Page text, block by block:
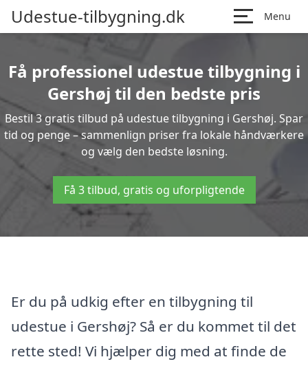
Udestue-tilbygning.dk Menu
Få professionel udestue tilbygning i
Gershøj til den bedste pris
Bestil 3 gratis tilbud på udestue tilbygning i Gershøj. Spar
tid og penge – sammenlign priser fra lokale håndværkere
og vælg den bedste løsning.
Få 3 tilbud, gratis og uforpligtende
Er du på udkig efter en tilbygning til
udestue i Gershøj? Så er du kommet til det
rette sted! Vi hjælper dig med at finde de